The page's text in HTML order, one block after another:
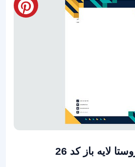
لایه باز کد 26